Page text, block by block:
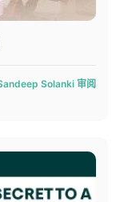
Solanki 审阅